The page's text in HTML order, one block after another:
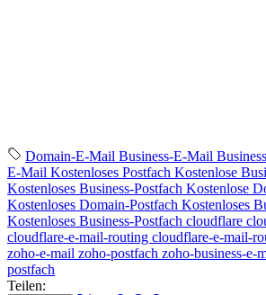
Domain-E-Mail Business-E-Mail
E-Mail Kostenloses Postfach Kostenlose
Kostenloses Business-Postfach Kostenlose
Kostenloses Domain-Postfach Kostenloses
Kostenloses Business-Postfach cloudflare
cloudflare-e-mail-routing cloudflare-e-mail-
zoho-e-mail zoho-postfach zoho-business-e-
postfach
Teilen: